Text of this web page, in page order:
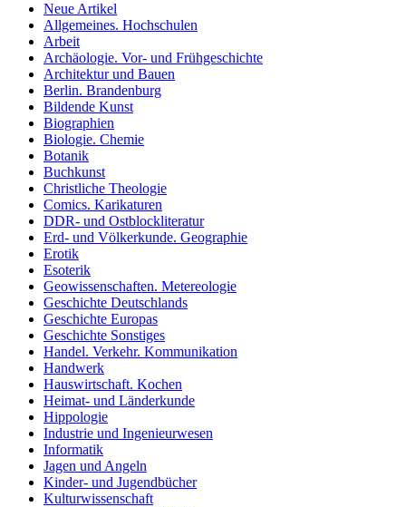
Neue Artikel
Allgemeines. Hochschulen
Arbeit
Archäologie. Vor- und Frühgeschichte
Architektur und Bauen
Berlin. Brandenburg
Bildende Kunst
Biographien
Biologie. Chemie
Botanik
Buchkunst
Christliche Theologie
Comics. Karikaturen
DDR- und Ostblockliteratur
Erd- und Völkerkunde. Geographie
Erotik
Esoterik
Geowissenschaften. Metereologie
Geschichte Deutschlands
Geschichte Europas
Geschichte Sonstiges
Handel. Verkehr. Kommunikation
Handwerk
Hauswirtschaft. Kochen
Heimat- und Länderkunde
Hippologie
Industrie und Ingenieurwesen
Informatik
Jagen und Angeln
Kinder- und Jugendbücher
Kulturwissenschaft